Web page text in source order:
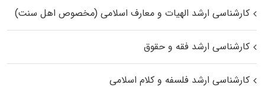
کارشناسی ارشد الهیات و معارف اسلامی (مخصوص اهل سنت)
کارشناسی ارشد فقه و حقوق
کارشناسی ارشد فلسفه و کلام اسلامی